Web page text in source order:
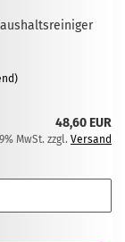
48,60 EUR
MwSt. zzgl. Versand